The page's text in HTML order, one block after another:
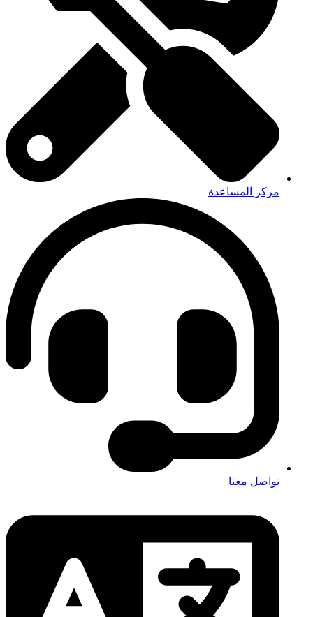
مركز المساعدة
تواصل معنا